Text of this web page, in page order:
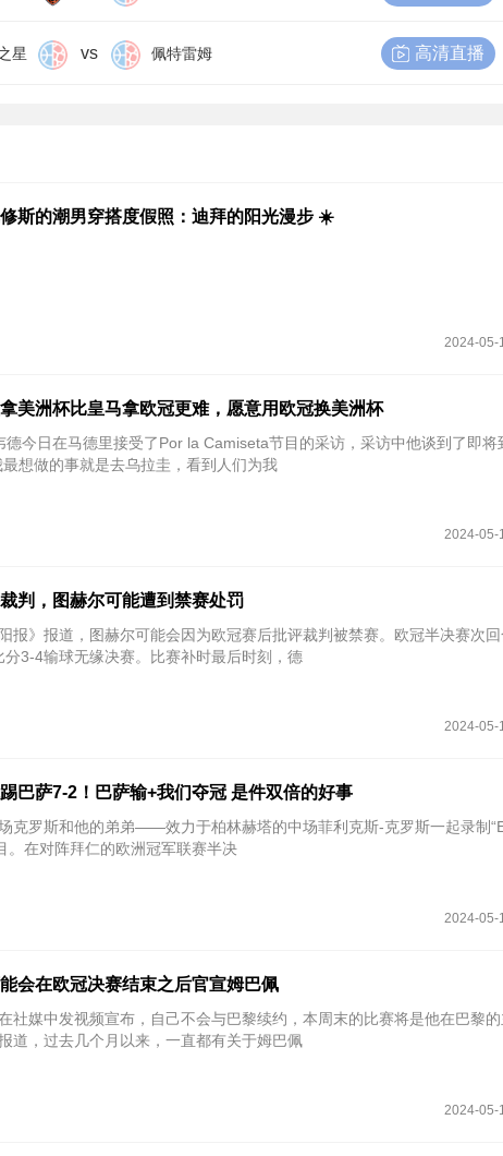
星 vs 佩特雷姆 高清直播
斯的潮男穿搭度假照：迪拜的阳光漫步 ☀️
2024-05-
美洲杯比皇马拿欧冠更难，愿意用欧冠换美洲杯
今日在马德里接受了Por la Camiseta节目的采访，采访中他谈到了即将
想做的事就是去乌拉圭，看到人们为我
2024-05-
判，图赫尔可能遭到禁赛处罚
报》报道，图赫尔可能会因为欧冠赛后批评裁判被禁赛。欧冠半决赛次
3-4输球无缘决赛。比赛补时最后时刻，德
2024-05-
巴萨7-2！巴萨输+我们夺冠 是件双倍的好事
克罗斯和他的弟弟——效力于柏林赫塔的中场菲利克斯-克罗斯一起录制
。在对阵拜仁的欧洲冠军联赛半决
2024-05-
会在欧冠决赛结束之后官宣姆巴佩
社媒中发视频宣布，自己不会与巴黎续约，本周末的比赛将是他在巴黎的
道，过去几个月以来，一直都有关于姆巴佩
2024-05-